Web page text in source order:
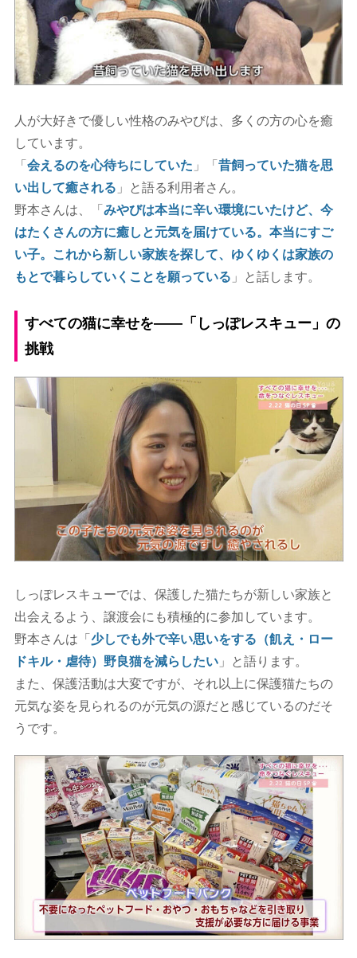
人が大好きで優しい性格のみやびは、多くの方の心を癒
しています。
「会えるのを心待ちにしていた 」「昔飼っていた猫を思
い出して癒される 」と語る利用者さん。
野本さんは、「みやびは本当に辛い環境にいたけど、今
はたくさんの方に癒しと元気を届けている。本当にすご
い子。これから新しい家族を探して、ゆくゆくは家族の
もとで暮らしていくことを願っている 」と話します。
すべての猫に幸せを――「しっぽレスキュー」の
挑戦
しっぽレスキューでは、保護した猫たちが新しい家族と
出会えるよう、譲渡会にも積極的に参加しています。
野本さんは「 少しでも外で辛い思いをする（飢え・ロー
ドキル・虐待）野良猫を減らしたい」と語ります。
また、保護活動は大変ですが、それ以上に保護猫たちの
元気な姿を見られるのが元気の源だと感じているのだそ
うです。